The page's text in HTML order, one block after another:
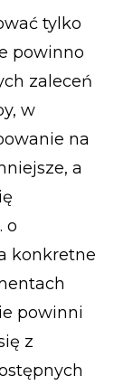
tylko
powinno
zaleceń
w
na
a
o
konkretne
powinni
z